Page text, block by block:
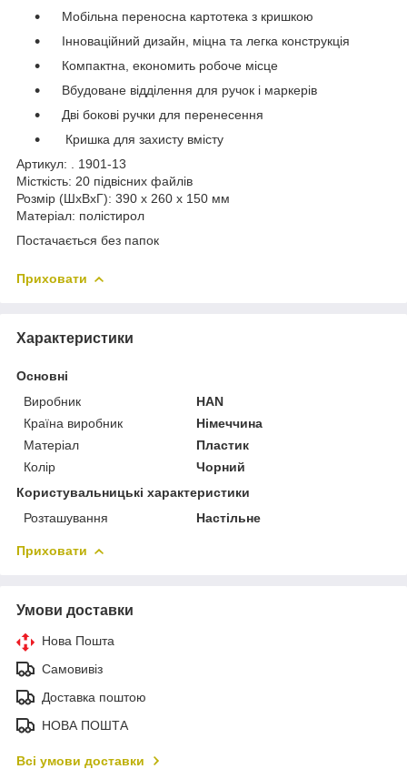
Мобільна переносна картотека з кришкою
Інноваційний дизайн, міцна та легка конструкція
Компактна, економить робоче місце
Вбудоване відділення для ручок і маркерів
Дві бокові ручки для перенесення
Кришка для захисту вмісту
Артикул: . 1901-13
Місткість: 20 підвісних файлів
Розмір (ШxВxГ): 390 x 260 x 150 мм
Матеріал: полістирол
Постачається без папок
Приховати
Характеристики
Основні
Виробник
HAN
Країна виробник
Німеччина
Матеріал
Пластик
Колір
Чорний
Користувальницькі характеристики
Розташування
Настільне
Приховати
Умови доставки
Нова Пошта
Самовивіз
Доставка поштою
НОВА ПОШТА
Всі умови доставки